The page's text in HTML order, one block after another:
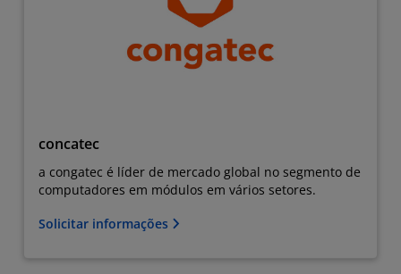
concatec
a congatec é líder de mercado global no segmento de
computadores em módulos em vários setores.
Solicitar informações